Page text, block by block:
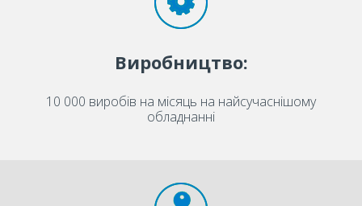
Виробництво:
10 000 виробів на місяць на найсучаснішому
обладнанні